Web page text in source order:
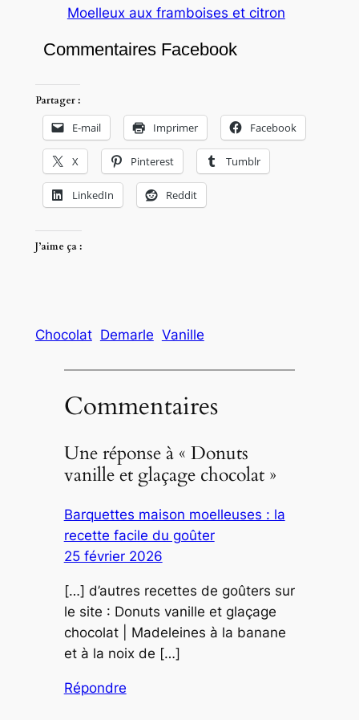
Moelleux aux framboises et citron
Commentaires Facebook
Partager :
E-mail Imprimer Facebook
X Pinterest Tumblr
LinkedIn Reddit
J’aime ça :
Chocolat Demarle Vanille
Commentaires
Une réponse à « Donuts
vanille et glaçage chocolat »
Barquettes maison moelleuses : la
recette facile du goûter
25 février 2026
[…] d’autres recettes de goûters sur
le site : Donuts vanille et glaçage
chocolat | Madeleines à la banane
et à la noix de […]
Répondre